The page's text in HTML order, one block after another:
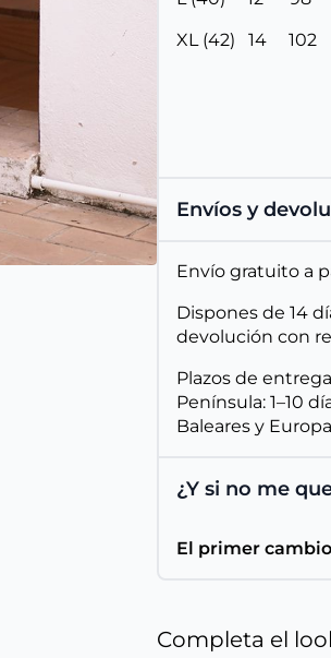
XL (42) 14
Envíos y
Envío gratuito a
Dispones de 14
devolución con
Plazos de entrega
Península: 1–10
Baleares y
¿Y si no me
El primer
Completa el